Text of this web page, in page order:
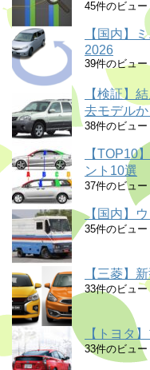
45件のビュー
【国内】
2026
39件のビュー
【検証】
去モデル
38件のビュー
【TOP10
ント10選
37件のビュー
【国内】
35件のビュー
【三菱】
33件のビュー
【トヨタ
33件のビュー